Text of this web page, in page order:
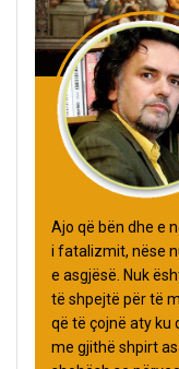
Ajo që bën dhe e
i fatalizmit, nëse
e asgjësë. Nuk
të shpejtë për të
që të çojnë aty ku
me gjithë shpirt